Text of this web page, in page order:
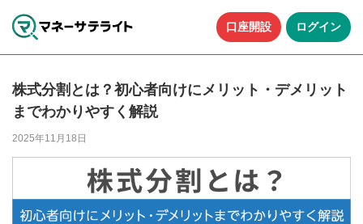
口座開設 ログイン
株式分割とは？初心者向けにメリット・デメリット
までわかりやすく解説
2025年11月18日